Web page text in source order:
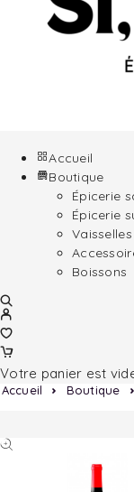
Accueil
Boutique
Épicerie
Épicerie
Vaisselles
Boissons
Votre panier est
Accueil Boutique